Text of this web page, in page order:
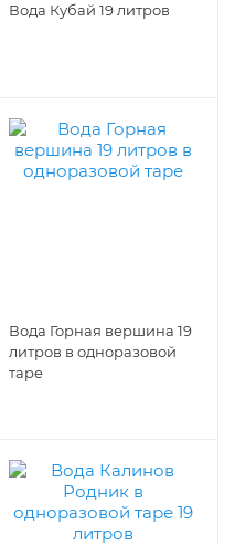
Вода Кубай 19 литров
Вода Горная вершина 19
литров в одноразовой
таре